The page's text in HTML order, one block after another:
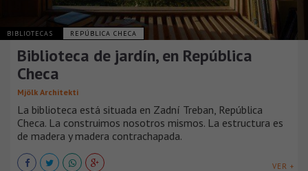
BIBLIOTECAS REPÚBLICA CHECA
Biblioteca de jardín, en República
Checa
Mjölk Architekti
La biblioteca está situada en Zadní Treban, República
Checa. La construimos nosotros mismos. La estructura es
de madera y madera contrachapada.
VER +